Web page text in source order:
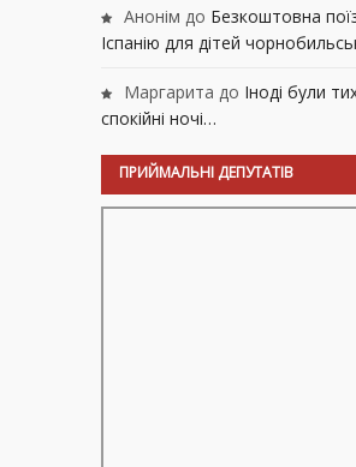
Анонім до Безкоштовна
Іспанію для дітей
Маргарита до Іноді були
спокійні ночі…
ПРИЙМАЛЬНІ ДЕПУТАТІВ